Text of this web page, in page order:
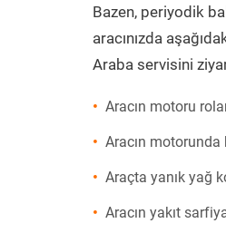
Bazen, periyodik
aracınızda
Araba servisini
Aracın motoru
Aracın motorunda
Araçta yanık yağ
Aracın yakıt